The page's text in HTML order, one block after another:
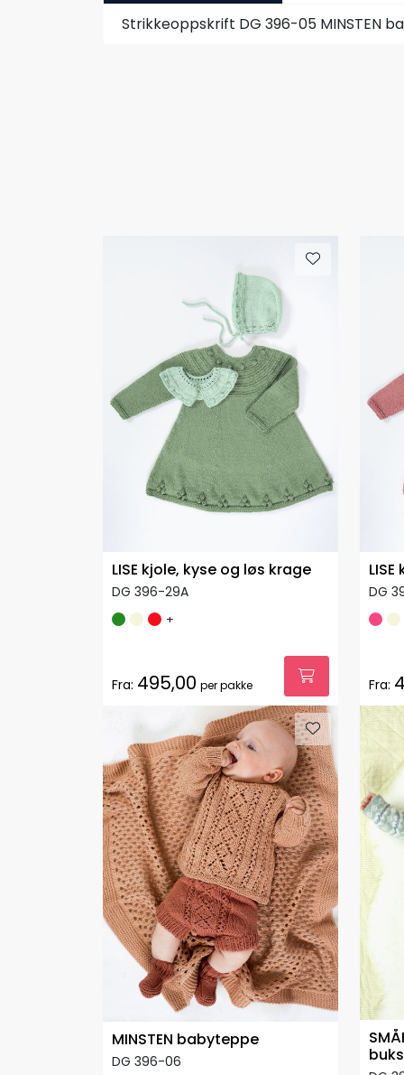
Strikkeoppskrift DG 396-05 MINSTEN
LISE kjole, kyse og løs krage
DG 396-29A
+
Fra: 495,00 per pakke
DG
Fra:
MINSTEN babyteppe
DG 396-06